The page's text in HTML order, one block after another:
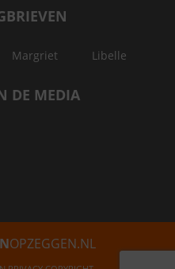
Margriet Libelle
DE MEDIA
OPZEGGEN.NL